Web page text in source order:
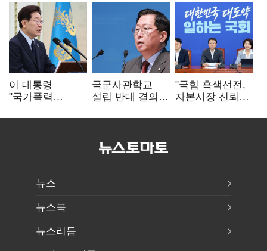
이 대통령
"국가폭력
적극적 조사로
국군사관학교
설립 반대 결의안
"정치적 목적
"국힘 흑색선전,
자본시장 신뢰
경질하라"
뉴스
뉴스북
뉴스리듬